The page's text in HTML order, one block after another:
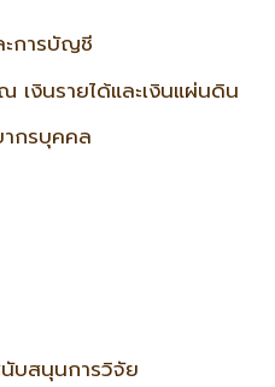
ะการบัญชี
เงินรายได้และเงินแผ่นดิน
กรบุคคล
บสนุนการวิจัย